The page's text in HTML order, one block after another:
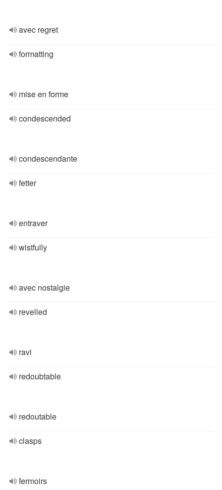
avec regret
formatting
mise en forme
condescended
condescendante
fetter
entraver
wistfully
avec nostalgie
revelled
ravi
redoubtable
redoutable
clasps
fermoirs